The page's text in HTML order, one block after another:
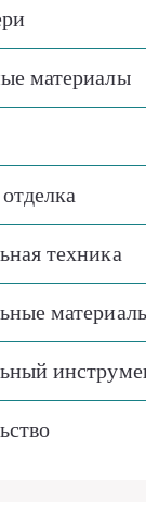
материалы
техника